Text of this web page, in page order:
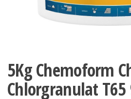
5Kg Chemoform
Chlorgranulat